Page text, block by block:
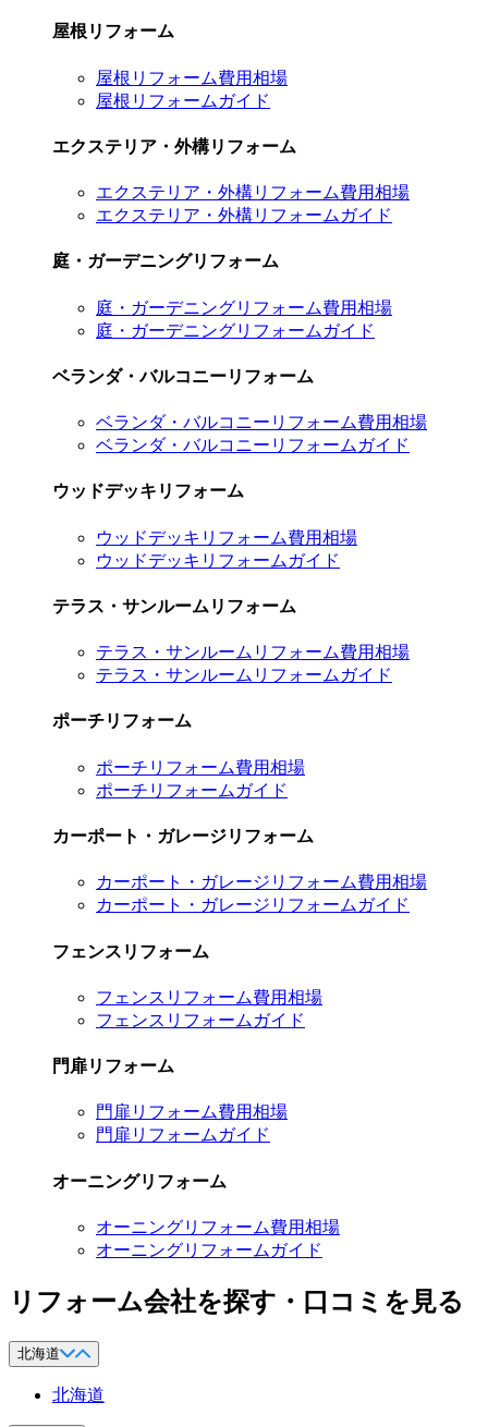
屋根リフォーム
屋根リフォーム費用相場
屋根リフォームガイド
エクステリア・外構リフォーム
エクステリア・外構リフォーム費用相場
エクステリア・外構リフォームガイド
庭・ガーデニングリフォーム
庭・ガーデニングリフォーム費用相場
庭・ガーデニングリフォームガイド
ベランダ・バルコニーリフォーム
ベランダ・バルコニーリフォーム費用相場
ベランダ・バルコニーリフォームガイド
ウッドデッキリフォーム
ウッドデッキリフォーム費用相場
ウッドデッキリフォームガイド
テラス・サンルームリフォーム
テラス・サンルームリフォーム費用相場
テラス・サンルームリフォームガイド
ポーチリフォーム
ポーチリフォーム費用相場
ポーチリフォームガイド
カーポート・ガレージリフォーム
カーポート・ガレージリフォーム費用相場
カーポート・ガレージリフォームガイド
フェンスリフォーム
フェンスリフォーム費用相場
フェンスリフォームガイド
門扉リフォーム
門扉リフォーム費用相場
門扉リフォームガイド
オーニングリフォーム
オーニングリフォーム費用相場
オーニングリフォームガイド
リフォーム会社を探す・口コミを見る
北海道
北海道